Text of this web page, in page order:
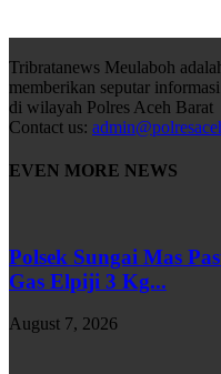
Tribratanews Meulaboh
memberikan seputar
di wilayah Polres Aceh Barat
Contact us:
EVEN MORE NEWS
Polsek Sungai Mas
Gas Elpiji 3 Kg...
August 7, 2026